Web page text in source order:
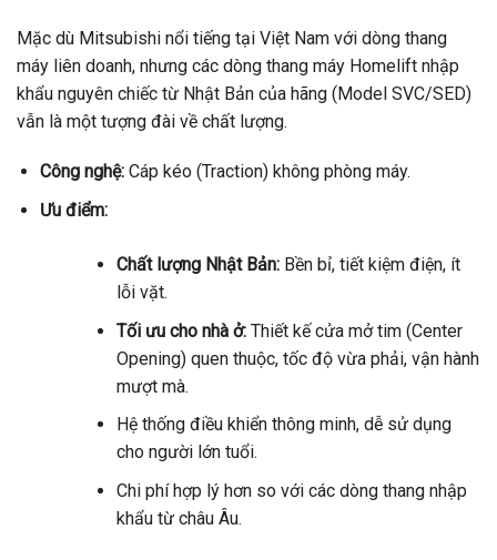
Mặc dù Mitsubishi nổi tiếng tại Việt Nam với dòng thang
máy liên doanh, nhưng các dòng thang máy Homelift nhập
khẩu nguyên chiếc từ Nhật Bản của hãng (Model SVC/SED)
vẫn là một tượng đài về chất lượng.
Công nghệ:Cáp kéo (Traction) không phòng máy.
Ưu điểm:
Chất lượng Nhật Bản:Bền bỉ, tiết kiệm điện, ít
lỗi vặt.
Tối ưu cho nhà ở:Thiết kế cửa mở tim (Center
Opening) quen thuộc, tốc độ vừa phải, vận hành
mượt mà.
Hệ thống điều khiển thông minh, dễ sử dụng
cho người lớn tuổi.
Chi phí hợp lý hơn so với các dòng thang nhập
khẩu từ châu Âu.